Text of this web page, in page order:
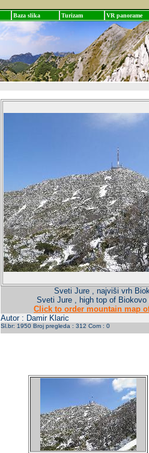
Baza slika Turizam VR panorame
Sveti Jure , najviši vrh
Sveti Jure , high top of Biokovo
Click to order mountain map
Autor : Damir Klaric
Sl.br: 1950 Broj pregleda : 312 Com : 0